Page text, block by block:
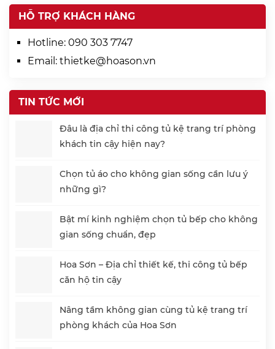
HỖ TRỢ KHÁCH HÀNG
Hotline: 090 303 7747
Email: thietke@hoason.vn
TIN TỨC MỚI
Đâu là địa chỉ thi công tủ kệ trang trí phòng
khách tin cậy hiện nay?
Chọn tủ áo cho không gian sống cần lưu ý
những gì?
Bật mí kinh nghiệm chọn tủ bếp cho không
gian sống chuẩn, đẹp
Hoa Sơn – Địa chỉ thiết kế, thi công tủ bếp
căn hộ tin cậy
Nâng tầm không gian cùng tủ kệ trang trí
phòng khách của Hoa Sơn